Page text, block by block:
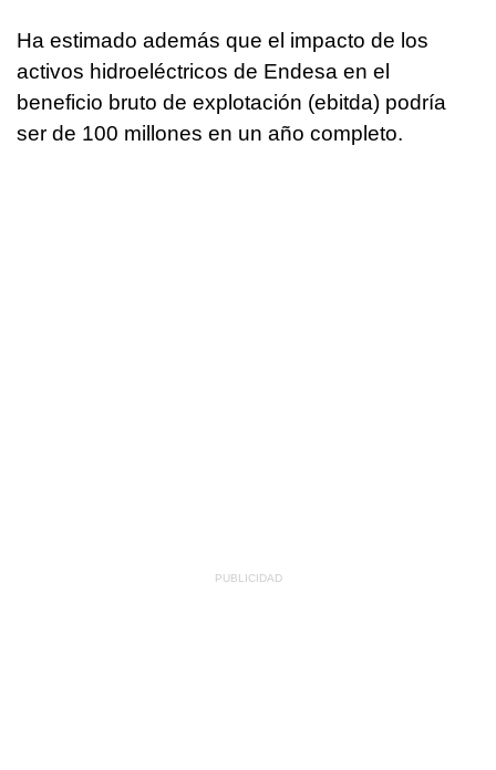
Ha estimado además que el impacto de los
activos hidroeléctricos de Endesa en el
beneficio bruto de explotación (ebitda) podría
ser de 100 millones en un año completo.